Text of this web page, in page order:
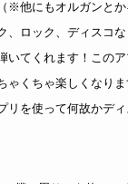
※他にもオルガンとか
ロック、ディスコ
てくれます！この
ゃくちゃ楽しくなり
を使って何故かデ